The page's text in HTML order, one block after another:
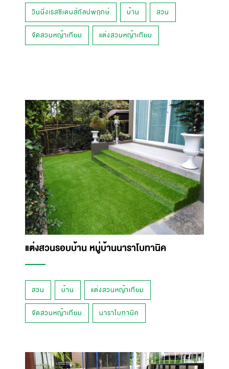
วินนิ่งเรสซิเดนส์กัลปพฤกษ์ บ้าน สวน
จัดสวนหญ้าเทียม แต่งสวนหญ้าเทียม
แต่งสวนรอบบ้าน หมู่บ้านนาราโบทานิค
สวน บ้าน แต่งสวนหญ้าเทียม
จัดสวนหญ้าเทียม นาราโบทานิค